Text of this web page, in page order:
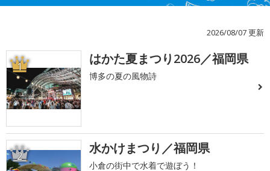
2026/08/07 更新
1 はかた夏まつり2026／福岡県
博多の夏の風物詩
2 水かけまつり／福岡県
小倉の街中で水着で遊ぼう！